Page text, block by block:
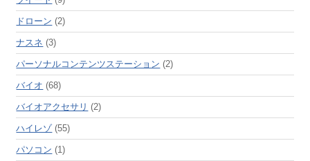
ドローン (2)
ナスネ (3)
パーソナルコンテンツステーション (2)
バイオ (68)
バイオアクセサリ (2)
ハイレゾ(55)
パソコン (1)